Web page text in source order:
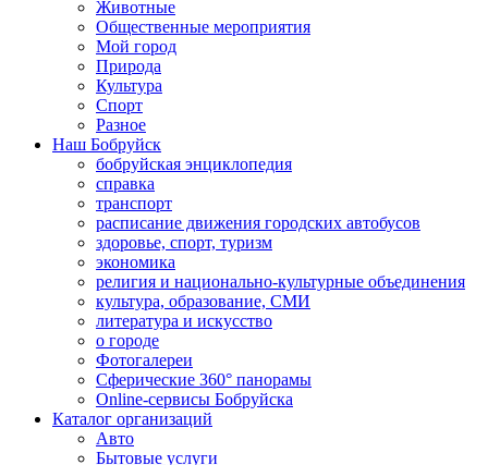
Животные
Общественные мероприятия
Мой город
Природа
Культура
Спорт
Разное
Наш Бобруйск
бобруйская энциклопедия
справка
транспорт
расписание движения городских автобусов
здоровье, спорт, туризм
экономика
религия и национально-культурные объединения
культура, образование, СМИ
литература и искусство
о городе
Фотогалереи
Сферические 360° панорамы
Online-сервисы Бобруйска
Каталог организаций
Авто
Бытовые услуги